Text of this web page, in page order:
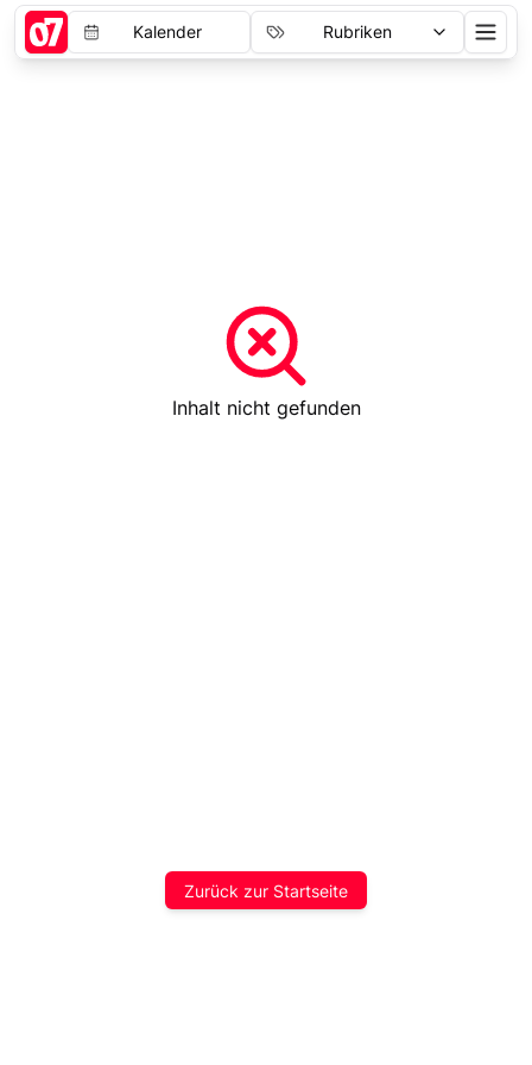
Kalender Rubriken
Inhalt nicht gefunden
Zurück zur Startseite